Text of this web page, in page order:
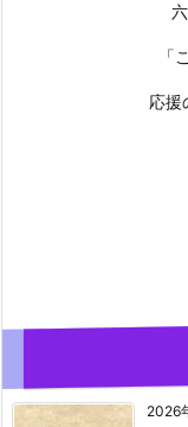
「
応援
2026